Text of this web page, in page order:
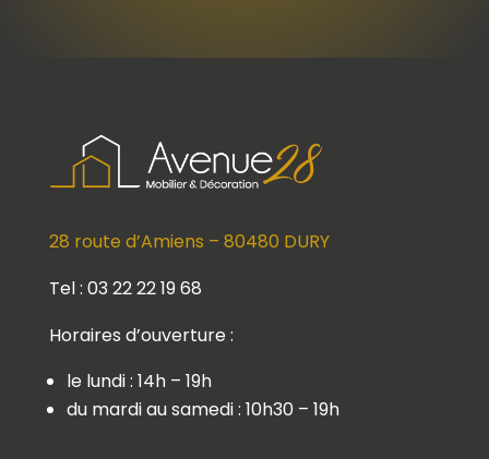
28 route d’Amiens – 80480 DURY
Tel : 03 22 22 19 68
Horaires d’ouverture :
le lundi : 14h – 19h
du mardi au samedi : 10h30 – 19h